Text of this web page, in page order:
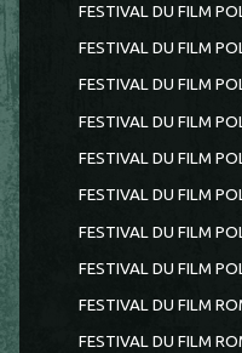
FESTIVAL DU FILM
FESTIVAL DU FILM
FESTIVAL DU FILM
FESTIVAL DU FILM
FESTIVAL DU FILM
FESTIVAL DU FILM
FESTIVAL DU FILM
FESTIVAL DU FILM
FESTIVAL DU FILM
FESTIVAL DU FILM